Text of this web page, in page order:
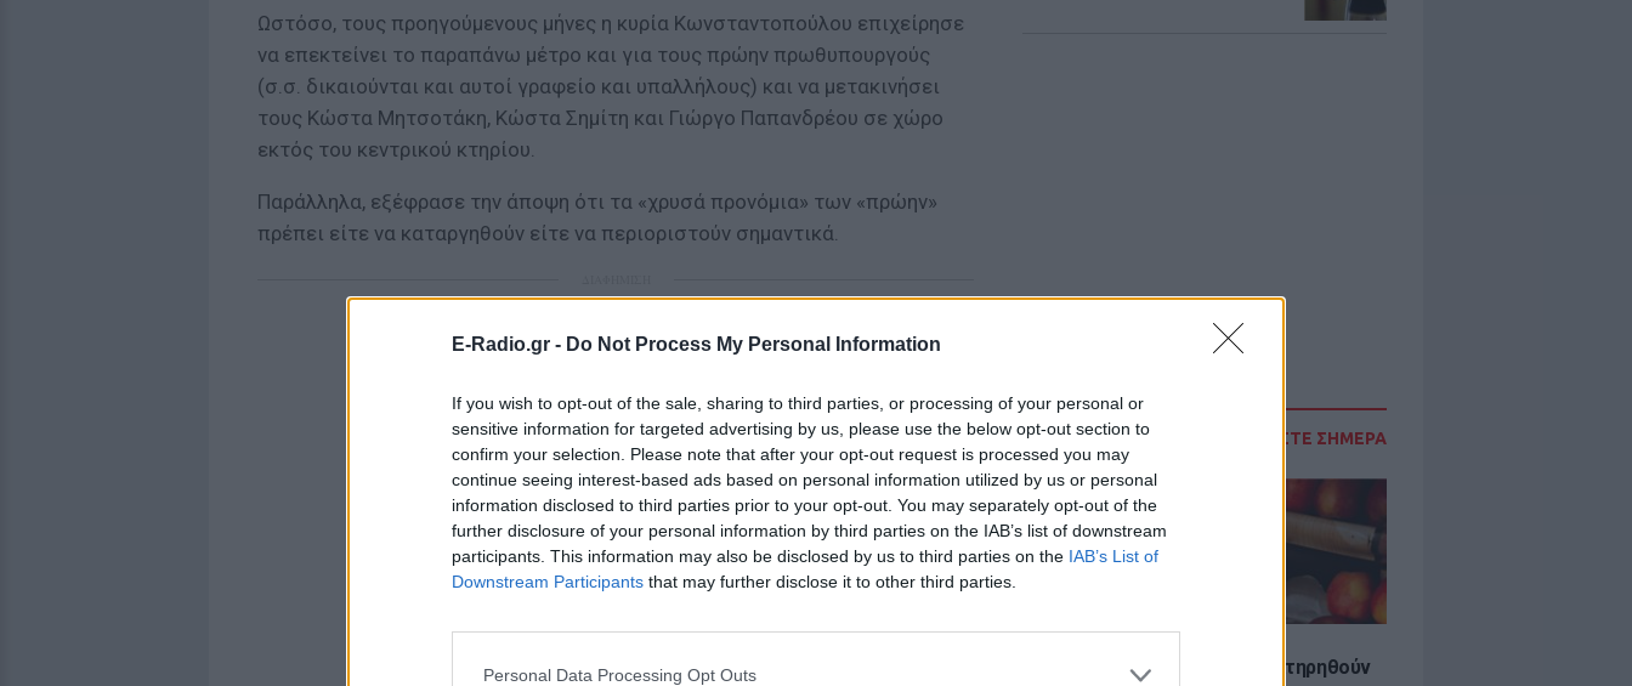
E-Radio.gr - Do Not Process My Personal Information
If you wish to opt-out of the sale, sharing to third parties, or processing of your personal or
sensitive information for targeted advertising by us, please use the below opt-out section to
confirm your selection. Please note that after your opt-out request is processed you may
continue seeing interest-based ads based on personal information utilized by us or personal
information disclosed to third parties prior to your opt-out. You may separately opt-out of the
further disclosure of your personal information by third parties on the IAB’s list of downstream
participants. This information may also be disclosed by us to third parties on the IAB’s List of
Downstream Participants that may further disclose it to other third parties.
Personal Data Processing Opt Outs
ΔΙΑΒΑΣΤΕ ΣΗΜΕΡΑ
6 φρούτα που μπορουν να διατηρηθούν
Ωστόσο, τους προηγούμενους μήνες η κυρία Κωνσταντοπούλου επιχείρησε
να επεκτείνει το παραπάνω μέτρο και για τους πρώην πρωθυπουργούς
(σ.σ. δικαιούνται και αυτοί γραφείο και υπαλλήλους) και να μετακινήσει
τους Κώστα Μητσοτάκη, Κώστα Σημίτη και Γιώργο Παπανδρέου σε χώρο
εκτός του κεντρικού κτηρίου.
Παράλληλα, εξέφρασε την άποψη ότι τα «χρυσά προνόμια» των «πρώην»
πρέπει είτε να καταργηθούν είτε να περιοριστούν σημαντικά.